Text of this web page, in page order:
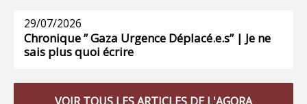
29/07/2026
Chronique ” Gaza Urgence Déplacé.e.s” | Je ne
sais plus quoi écrire